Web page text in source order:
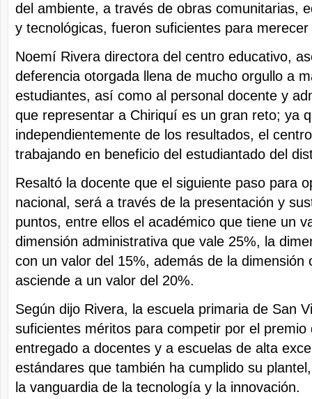
del ambiente, a través de obras comunitarias,
y tecnológicas, fueron suficientes para
Noemí Rivera directora del centro educativo,
deferencia otorgada llena de mucho orgullo a
estudiantes, así como al personal docente y
que representar a Chiriquí es un gran reto; ya
independientemente de los resultados, el
trabajando en beneficio del estudiantado del
Resaltó la docente que el siguiente paso para
nacional, será a través de la presentación y
puntos, entre ellos el académico que tiene un
dimensión administrativa que vale 25%, la
con un valor del 15%, además de la dimensión
asciende a un valor del 20%.
Según dijo Rivera, la escuela primaria de San
suficientes méritos para competir por el
entregado a docentes y a escuelas de alta
estándares que también ha cumplido su
la vanguardia de la tecnología y la innovación.